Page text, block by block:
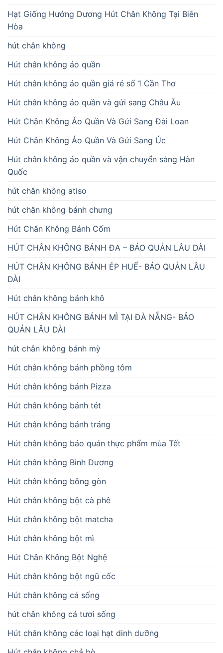
Hạt Giống Hướng Dương Hút Chân Không Tại Biên
Hòa
hút chân không
Hút chân không áo quần
Hút chân không áo quần giá rẻ số 1 Cần Thơ
Hút chân không áo quần và gửi sang Châu Âu
Hút Chân Không Áo Quần Và Gửi Sang Đài Loan
Hút Chân Không Áo Quần Và Gửi Sang Úc
Hút chân không áo quần và vận chuyển sàng Hàn
Quốc
hút chân không atiso
hút chân không bánh chưng
Hút Chân Không Bánh Cốm
HÚT CHÂN KHÔNG BÁNH ĐA – BẢO QUẢN LÂU DÀI
HÚT CHÂN KHÔNG BÁNH ÉP HUẾ- BẢO QUẢN LÂU
DÀI
Hút chân không bánh khô
HÚT CHÂN KHÔNG BÁNH MÌ TẠI ĐÀ NẴNG- BẢO
QUẢN LÂU DÀI
hút chân không bánh mỳ
Hút chân không bánh phồng tôm
Hút chân không bánh Pizza
Hút chân không bánh tét
Hút chân không bánh tráng
Hút chân không bảo quản thực phẩm mùa Tết
Hút chân không Bình Dương
Hút chân không bông gòn
Hút chân không bột cà phê
Hút chân không bột matcha
Hút chân không bột mì
Hút Chân Không Bột Nghệ
Hút chân không bột ngũ cốc
Hút chân không cá sống
hút chân không cá tươi sống
Hút chân không các loại hạt dinh dưỡng